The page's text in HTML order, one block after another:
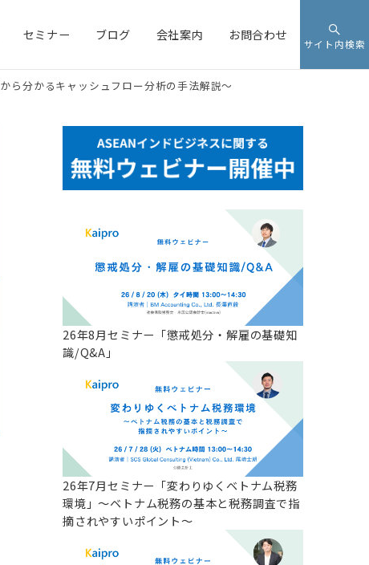
セミナー ブログ 会社案内 お問合わせ
サイト内検索
ら分かるキャッシュフロー分析の手法解説～
26年8月セミナー「懲戒処分・解雇の基礎知
識/Q&A」
26年7月セミナー「変わりゆくベトナム税務
環境」～ベトナム税務の基本と税務調査で指
摘されやすいポイント～